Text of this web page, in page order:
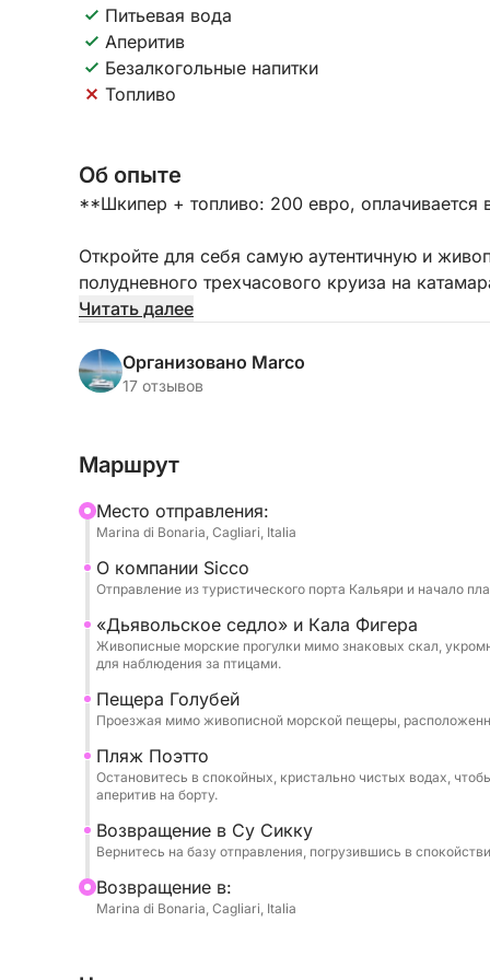
Питьевая вода
Аперитив
Безалкогольные напитки
Топливо
Об опыте
**Шкипер + топливо: 200 евро, оплачивается
Откройте для себя самую аутентичную и
полудневного трехчасового круиза на
тех, кто ищет спокойный, но в то же время
оставив город позади и оказавшись в
нарушаемой лишь ветром.
седла, предлагая уникальный взгляд на его
живописных Гротта деи Коломби — диких и
фотографов и любителей природы. На скалах
что делает этот тур особенной возможностью
природой в ее естественной среде обитания.
Если позволит погода, паруса будут
удовольствием от медленного, бесшумного
увидеть дельфинов по пути, которые время от
поистине волшебные моменты.
Главная остановка — в чистых водах Поэтто,
сноркелингом и полностью расслабиться. Во
легкий аперитив с местными продуктами,
идеально подходящий для расслабляющего
путешествие, идеально подходящее для того,
Кальяри с моря. Маршрут может быть
Читать далее
Организовано Marco
17 отзывов
Маршрут
Mесто отправления:
Marina di Bonaria, Cagliari, Italia
О компании Sicco
Отправление из туристического порта Кальяри и начало
«Дьявольское седло» и Кала Фигера
Живописные морские прогулки мимо знаковых скал,
для наблюдения за птицами.
Пещера Голубей
Проезжая мимо живописной морской пещеры,
Пляж Поэтто
Остановитесь в спокойных, кристально чистых водах,
аперитив на борту.
Возвращение в Су Сикку
Вернитесь на базу отправления, погрузившись в
Bозвращение в:
Marina di Bonaria, Cagliari, Italia